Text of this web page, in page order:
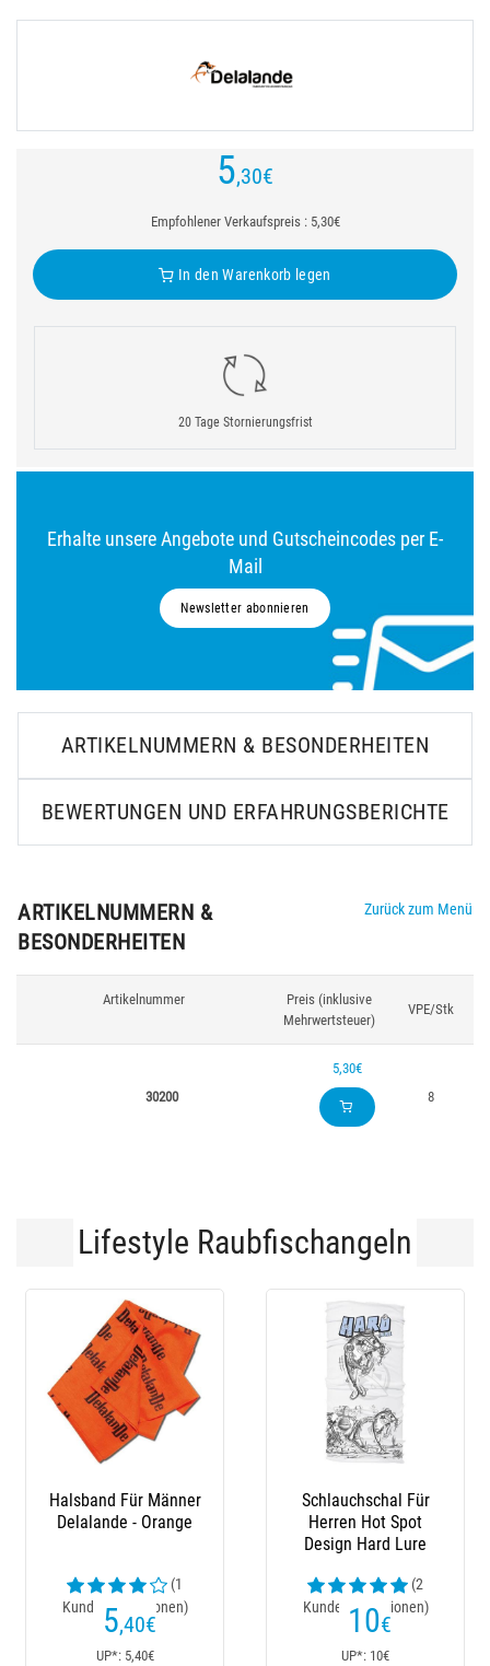
5,30€
Empfohlener Verkaufspreis : 5,30€
In den Warenkorb legen
20 Tage Stornierungsfrist
Erhalte unsere Angebote und Gutscheincodes per E-
Mail
Newsletter abonnieren
ARTIKELNUMMERN & BESONDERHEITEN
BEWERTUNGEN UND ERFAHRUNGSBERICHTE
ARTIKELNUMMERN &
BESONDERHEITEN
Zurück zum Menü
Artikelnummer
Preis (inklusive
Mehrwertsteuer)
VPE/Stk
30200
5,30€
8
Lifestyle Raubfischangeln
Halsband Für Männer
Delalande - Orange
(1
Kundenrezensionen)
5,40€
UP*: 5,40€
Schlauchschal Für
Herren Hot Spot
Design Hard Lure
(2
Kundenrezensionen)
10€
UP*: 10€